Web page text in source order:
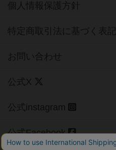
個人情報保護方針
特定商取引法に基づく表記
お問い合わせ
公式X
公式instagram
公式Facebook